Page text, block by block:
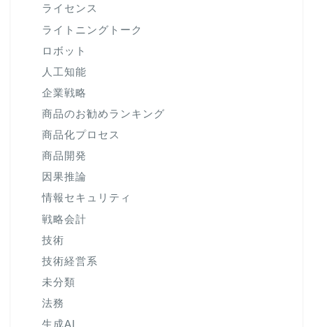
ライセンス
ライトニングトーク
ロボット
人工知能
企業戦略
商品のお勧めランキング
商品化プロセス
商品開発
因果推論
情報セキュリティ
戦略会計
技術
技術経営系
未分類
法務
生成AI